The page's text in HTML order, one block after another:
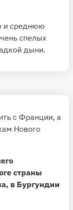
и среднюю
спелых
дыни.
с Франции, а
Нового
страны
в Бургундии